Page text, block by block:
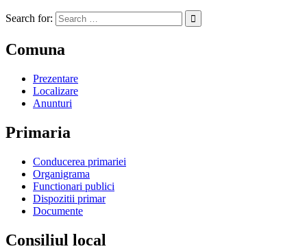
Search for:
Comuna
Prezentare
Localizare
Anunturi
Primaria
Conducerea primariei
Organigrama
Functionari publici
Dispozitii primar
Documente
Consiliul local